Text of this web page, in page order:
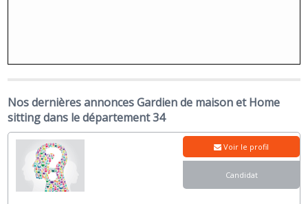
Nos dernières annonces Gardien de maison et Home
sitting dans le département 34
Voir le profil
Candidat